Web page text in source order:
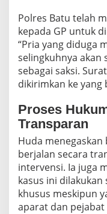
Polres Batu telah
kepada GP untuk
“Pria yang diduga
selingkuhnya akan
sebagai saksi.
dikirimkan ke yang
Proses
Transparan
Huda
berjalan secara
intervensi. Ia juga
kasus ini
khusus meskipun
aparat dan pejabat